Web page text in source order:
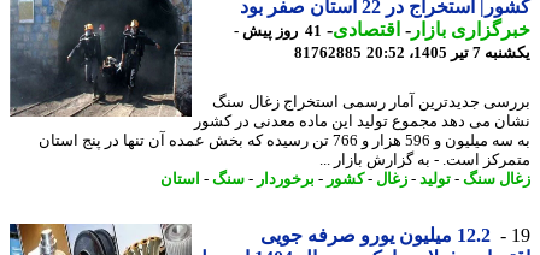
استخراج در 22 استان صفر بود
بازار- اقتصادی-
41 روز پیش -
1405، 20:52
81762885
جدیدترین آمار رسمی استخراج زغال سنگ
می دهد مجموع تولید این ماده معدنی در کشور
به سه میلیون و 596 هزار و 766 تن رسیده که بخش عمده آن تنها در پنج استان
است. - به گزارش بازار ...
سنگ-تولید-زغال -کشور-برخوردار-سنگ-استان
12.2 میلیون یورو صرفه جویی